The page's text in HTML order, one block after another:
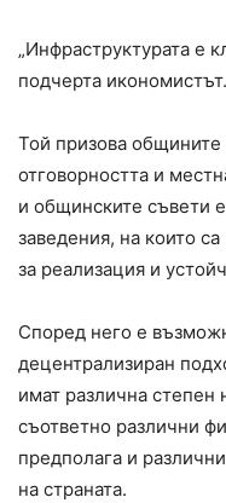
„Инфраструктурата е
подчерта икономистът.
Той призова общините
отговорността и
и общинските съвети
заведения, на които
за реализация и
Според него е
децентрализиран
имат различна степен
съответно различни
предполага и
на страната.